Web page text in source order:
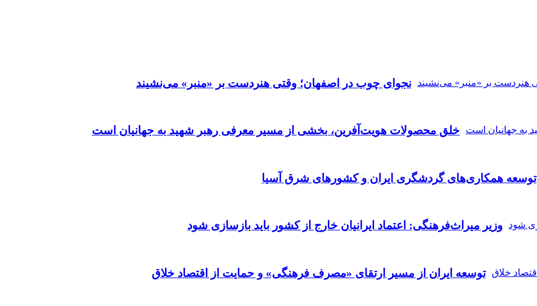
نجوای چوب در اصفهان؛ وقتی هنردست بر «منبر» می‌نشیند
خلق محصولات هویت‌آفرین، بخشی از مسیر معرفی رهبر شهید به جهانیان است
توسعه همکاری‌های گردشگری ایران و کشورهای شرق آسیا
وزیر میراث‌فرهنگی: اعتماد ایرانیان خارج از کشور باید بازسازی شود
توسعه ایران از مسیر ارتقای «مصرف فرهنگی» و حمایت از اقتصاد خلاق